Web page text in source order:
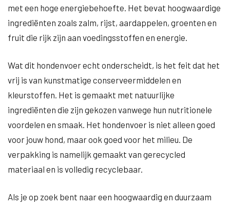
met een hoge energiebehoefte. Het bevat hoogwaardige
ingrediënten zoals zalm, rijst, aardappelen, groenten en
fruit die rijk zijn aan voedingsstoffen en energie.
Wat dit hondenvoer echt onderscheidt, is het feit dat het
vrij is van kunstmatige conserveermiddelen en
kleurstoffen. Het is gemaakt met natuurlijke
ingrediënten die zijn gekozen vanwege hun nutritionele
voordelen en smaak. Het hondenvoer is niet alleen goed
voor jouw hond, maar ook goed voor het milieu. De
verpakking is namelijk gemaakt van gerecycled
materiaal en is volledig recyclebaar.
Als je op zoek bent naar een hoogwaardig en duurzaam